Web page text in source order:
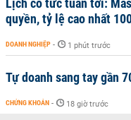
Lịch cổ tức tuần tới:
quyền, tỷ lệ cao nhất
DOANH NGHIỆP - 1 phút trước
Tự doanh sang tay gần
CHỨNG KHOÁN - 18 giờ trước